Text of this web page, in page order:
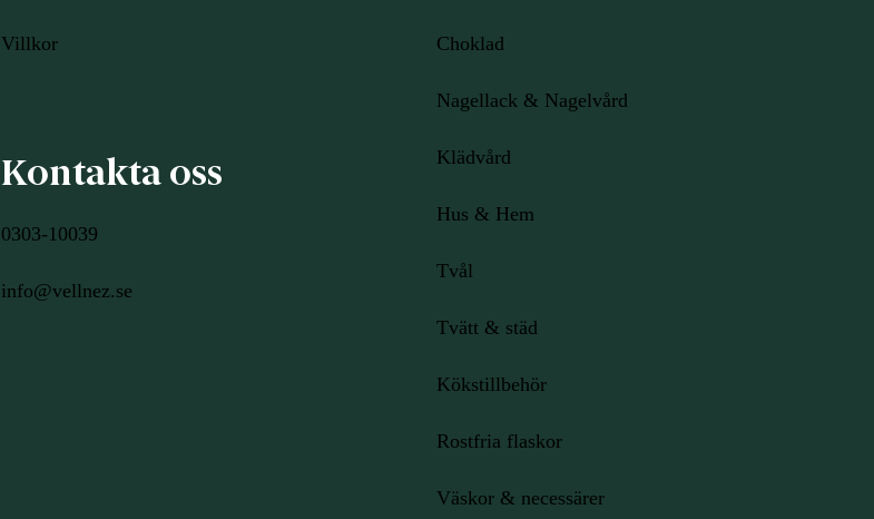
Villkor
Kontakta oss
0303-10039
info@vellnez.se
Choklad
Nagellack & Nagelvård
Klädvård
Hus & Hem
Tvål
Tvätt & städ
Kökstillbehör
Rostfria flaskor
Väskor & necessärer